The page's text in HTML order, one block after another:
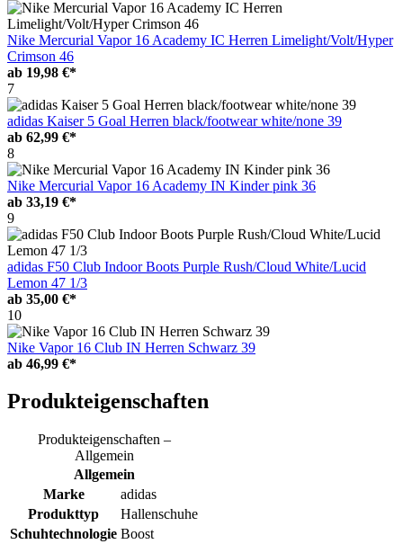
Nike Mercurial Vapor 16 Academy IC Herren Limelight/Volt/Hyper
Crimson 46
ab 19,98 €*
7
adidas Kaiser 5 Goal Herren black/footwear white/none 39
ab 62,99 €*
8
Nike Mercurial Vapor 16 Academy IN Kinder pink 36
ab 33,19 €*
9
adidas F50 Club Indoor Boots Purple Rush/Cloud White/Lucid
Lemon 47 1/3
ab 35,00 €*
10
Nike Vapor 16 Club IN Herren Schwarz 39
ab 46,99 €*
Produkteigenschaften
Produkteigenschaften –
Allgemein
Allgemein
Marke
adidas
Produkttyp
Hallenschuhe
Schuhtechnologie Boost